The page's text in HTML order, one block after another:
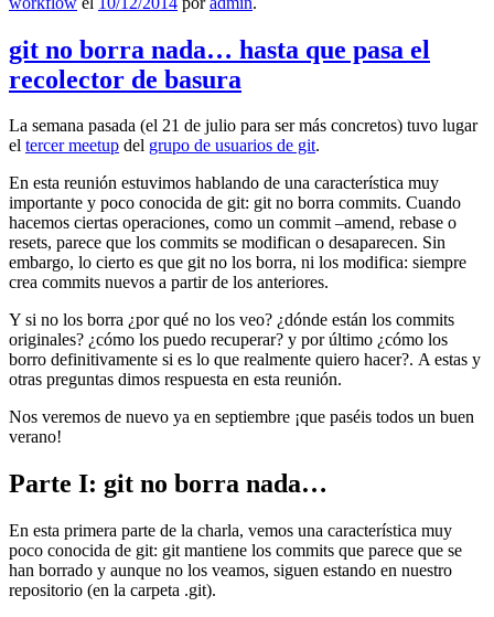
git no borra nada… hasta que pasa el
recolector de basura
La semana pasada (el 21 de julio para ser más concretos) tuvo lugar
el tercer meetup del grupo de usuarios de git.
En esta reunión estuvimos hablando de una característica muy
importante y poco conocida de git: git no borra commits. Cuando
hacemos ciertas operaciones, como un commit –amend, rebase o
resets, parece que los commits se modifican o desaparecen. Sin
embargo, lo cierto es que git no los borra, ni los modifica: siempre
crea commits nuevos a partir de los anteriores.
Y si no los borra ¿por qué no los veo? ¿dónde están los commits
originales? ¿cómo los puedo recuperar? y por último ¿cómo los
borro definitivamente si es lo que realmente quiero hacer?. A estas y
otras preguntas dimos respuesta en esta reunión.
Nos veremos de nuevo ya en septiembre ¡que paséis todos un buen
verano!
Parte I: git no borra nada…
En esta primera parte de la charla, vemos una característica muy
poco conocida de git: git mantiene los commits que parece que se
han borrado y aunque no los veamos, siguen estando en nuestro
repositorio (en la carpeta .git).